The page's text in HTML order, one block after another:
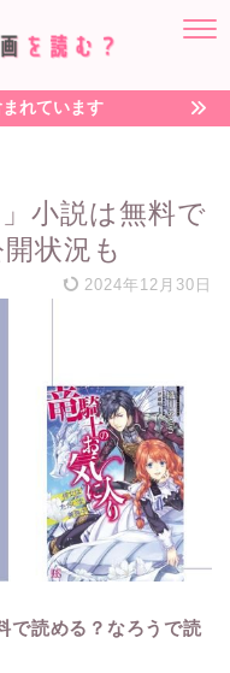
れています
小説は無料で
状況も
2024年12月30日
で読める？なろうで読